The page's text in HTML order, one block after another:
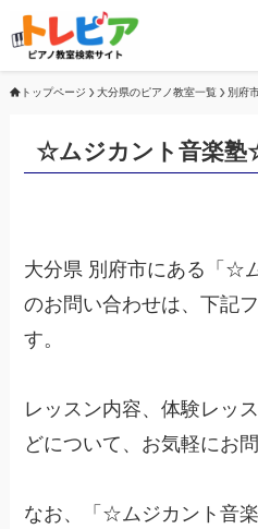
トップページ 大分県のピアノ教室一覧 別府
☆ムジカント音楽塾
大分県 別府市にある「☆
のお問い合わせは、下記
す。
レッスン内容、体験レッ
どについて、お気軽にお
なお、「☆ムジカント音